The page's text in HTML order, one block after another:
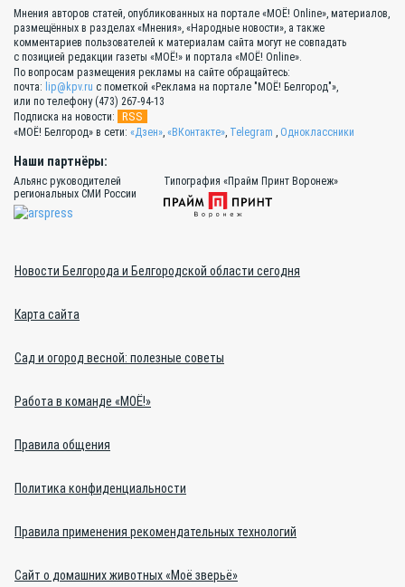
Мнения авторов статей, опубликованных на портале «МОЁ! Online», материалов,
размещённых в разделах «Мнения», «Народные новости», а также
комментариев пользователей к материалам сайта могут не совпадать
с позицией редакции газеты «МОЁ!» и портала «МОЁ! Online».
По вопросам размещения рекламы на сайте обращайтесь:
почта: lip@kpv.ru с пометкой «Реклама на портале "МОЁ! Белгород"»,
или по телефону (473) 267-94-13
Подписка на новости:
RSS
«МОЁ! Белгород» в сети: «Дзен» «ВКонтакте» Telegram Одноклассники
Наши партнёры:
Альянс руководителей
региональных СМИ России
Типография «Прайм Принт Воронеж»
Новости Белгорода и Белгородской области сегодня
Карта сайта
Сад и огород весной: полезные советы
Работа в команде «МОЁ!»
Правила общения
Политика конфиденциальности
Правила применения рекомендательных технологий
Сайт о домашних животных «Моё зверьё»